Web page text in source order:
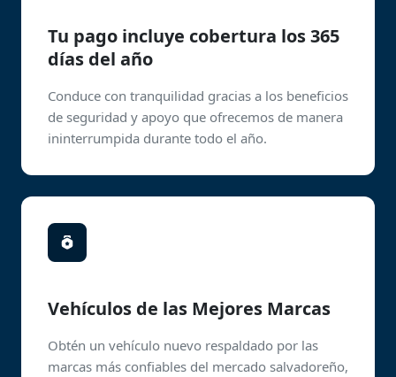
Tu pago incluye cobertura los 365
días del año
Conduce con tranquilidad gracias a los beneficios
de seguridad y apoyo que ofrecemos de manera
ininterrumpida durante todo el año.
Vehículos de las Mejores Marcas
Obtén un vehículo nuevo respaldado por las
marcas más confiables del mercado salvadoreño,